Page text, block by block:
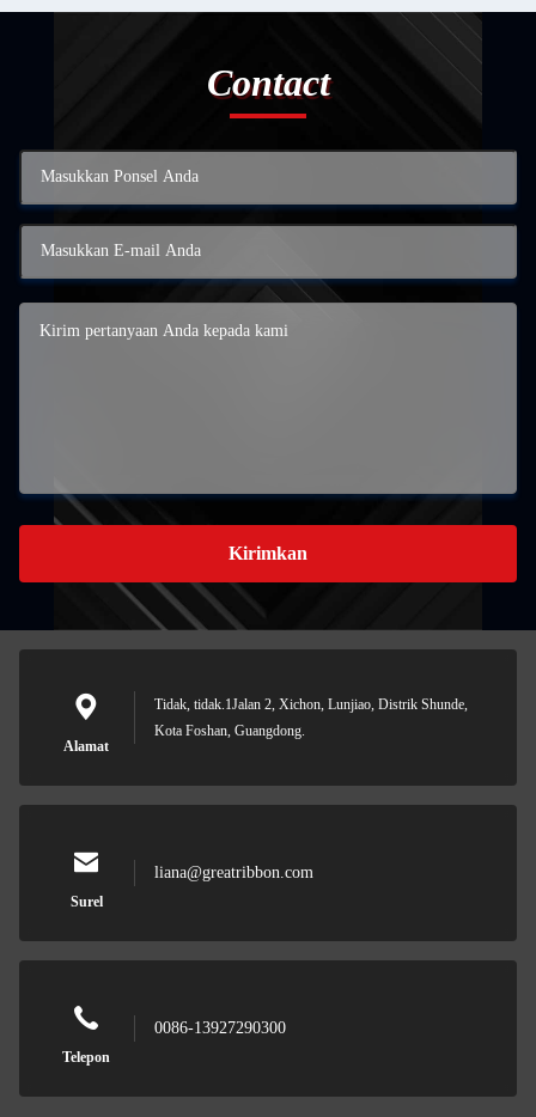
Contact
Kirimkan
Alamat
Tidak, tidak.1Jalan 2, Xichon, Lunjiao, Distrik Shunde,
Kota Foshan, Guangdong.
Surel
liana@greatribbon.com
Telepon
0086-13927290300